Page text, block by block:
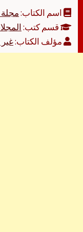
اسم الكتاب:مجلة
قسم كتب:
مؤلف الكتاب: